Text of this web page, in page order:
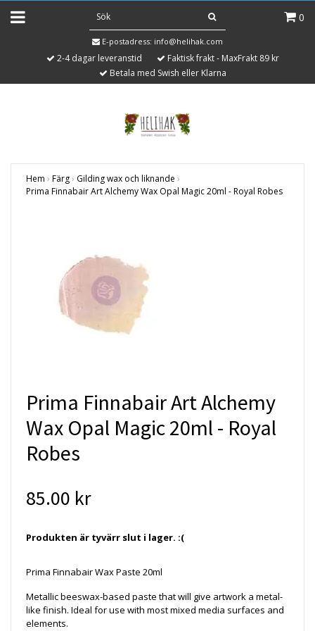
0
E-postadress: info@helihak.com
2-4 dagar leveranstid
Faktisk frakt - MaxFrakt 89 kr
Betala med Swish eller Klarna
Hem › Färg› Gilding wax och liknande ›
Prima Finnabair Art Alchemy Wax Opal Magic 20ml - Royal Robes
Prima Finnabair Art Alchemy
Wax Opal Magic 20ml - Royal
Robes
85.00 kr
Produkten är tyvärr slut i lager. :(
Prima Finnabair Wax Paste 20ml
Metallic beeswax-based paste that will give artwork a metal-
like finish. Ideal for use with most mixed media surfaces and
elements.